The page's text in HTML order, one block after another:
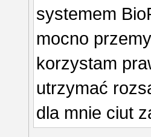
systemem
mocno
korzystam
utrzymać
dla mnie ciut